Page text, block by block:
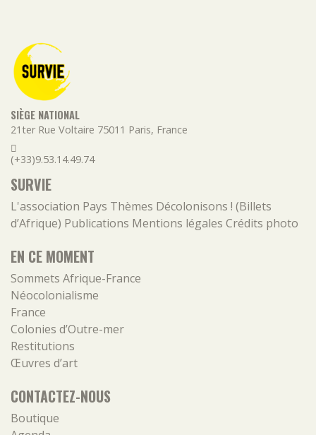
SIÈGE NATIONAL
21ter Rue Voltaire 75011 Paris, France
(+33)9.53.14.49.74
SURVIE
L'association Pays Thèmes Décolonisons ! (Billets
d’Afrique) Publications Mentions légales Crédits photo
EN CE MOMENT
Sommets Afrique-France
Néocolonialisme
France
Colonies d’Outre-mer
Restitutions
Œuvres d’art
CONTACTEZ-NOUS
Boutique